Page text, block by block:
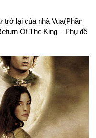
trở lại của nhà Vua(Phần
Of The King – Phụ đề